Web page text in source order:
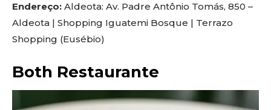
Endereço: Aldeota: Av. Padre Antônio Tomás, 850 –
Aldeota | Shopping Iguatemi Bosque | Terrazo
Shopping (Eusébio)
Both Restaurante